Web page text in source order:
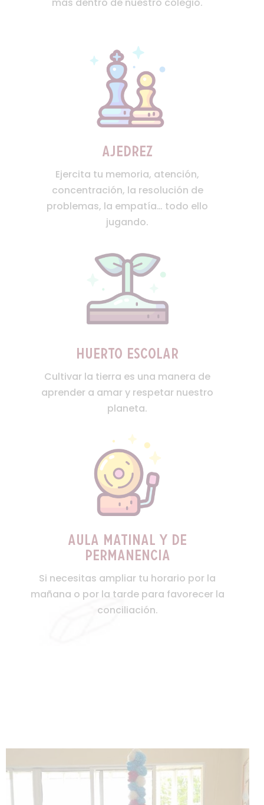
Ajedrez
Ejercita tu memoria, atención,
concentración, la resolución de
problemas, la empatía… todo ello
jugando.
huerto escolar
Cultivar la tierra es una manera de
aprender a amar y respetar nuestro
planeta.
aula matinal y de
permanencia
Si necesitas ampliar tu horario por la
mañana o por la tarde para favorecer la
conciliación.